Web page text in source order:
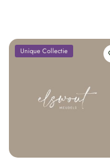
Unique Collectie